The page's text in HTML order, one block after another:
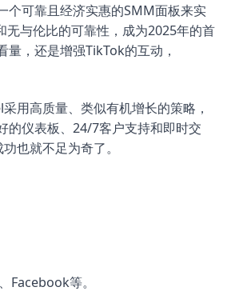
个可靠且经济实惠的SMM面板来实
无与伦比的可靠性，成为2025年的首
，还是增强TikTok的互动，
用高质量、类似有机增长的策略，
的仪表板、24/7客户支持和即时交
也就不足为奇了。
等。